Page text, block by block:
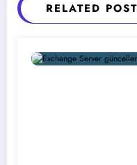
RELATED